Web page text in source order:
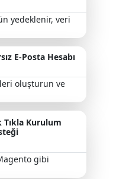
yedeklenir, veri
E-Posta Hesabı
oluşturun ve
Tıkla Kurulum
gibi